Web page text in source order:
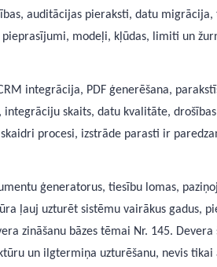
auditācijas pieraksti, datu
modeļi, kļūdas, limiti un
integrācija, PDF ģenerēšana,
skaits, datu kvalitāte,
procesi, izstrāde parasti ir
ģeneratorus, tiesību lomas,
ļauj uzturēt sistēmu vairākus gadus,
zināšanu bāzes tēmai Nr. 145.
un ilgtermiņa uzturēšanu, nevis